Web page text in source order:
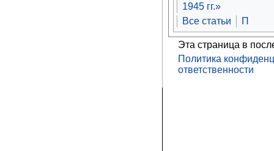
1945 гг.»
Все статьи
П
Эта страница в
Политика
ответственности